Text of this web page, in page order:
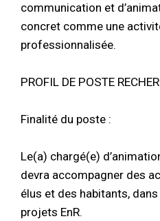
communication et
concret comme une
professionnalisée.
PROFIL DE POSTE
Finalité du poste :
Le(a) chargé(e)
devra accompagner des
élus et des habitants,
projets EnR.